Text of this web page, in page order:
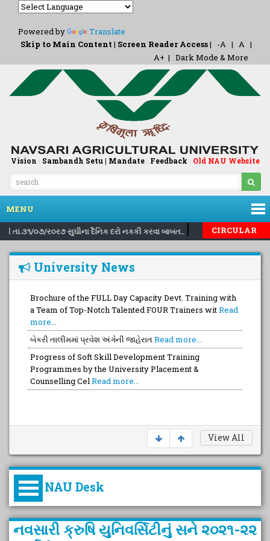
Powered by
Translate
Skip to Main Content | Screen Reader Access| -A | A |
A+ | Dark Mode & More
Vision | Sambandh Setu | Mandate| Feedback | Old NAU Website
MENU
તા.૩૧/૦૭/ર૦ર૭ સુઘીના દૈનિક દરો નકકી કરવા બાબત..| | Inviting
CIRCULAR
University News
Brochure of the FULL Day Capacity Devt. Training with
a Team of Top-Notch Talented FOUR Trainers witRead
more...
બેકરી તાલીમમાં પ્રવેશ અંગેની જાહેરાત Read more...
Progress of Soft Skill Development Training
Programmes by the University Placement &
Counselling CelRead more...
View All
NAU Desk
કુલપતિની પરિવર્તનકારી પહેલનું
વિહંગાવલોકન (ઓક્ટોબર ૨૦૨૦-૨૦૨૫)
નવસારી ક્રુષિ યુનિવર્સિટીનું સને ૨૦૨૧-૨૨